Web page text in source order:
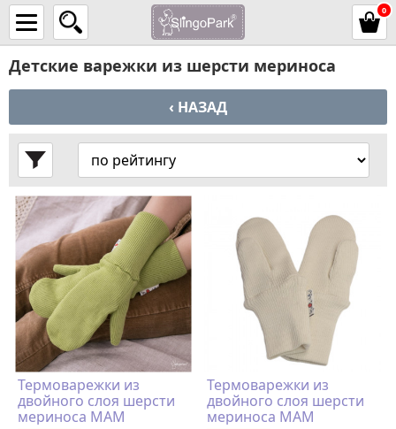
0
Детские варежки из шерсти мериноса
‹ НАЗАД
Термоварежки из
двойного слоя шерсти
мериноса MAM
Термоварежки из
двойного слоя шерсти
мериноса MAM